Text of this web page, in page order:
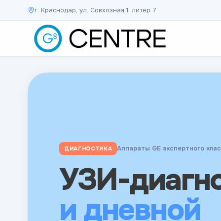
г. Краснодар, ул. Совхозная 1, литер 7
КОНСУЛЬТАЦИИ Ведущие специалисты края
врачей
ДИАГНОСТИКА Аппараты GE экспертного
УЗИ-
и дневной
АНАЛИЗЫ Результаты в кратчайшие сроки
Анализы